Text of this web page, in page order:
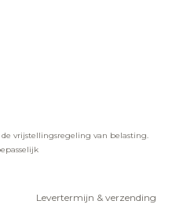
vrijstellingsregeling van belasting.
Levertermijn & verzending